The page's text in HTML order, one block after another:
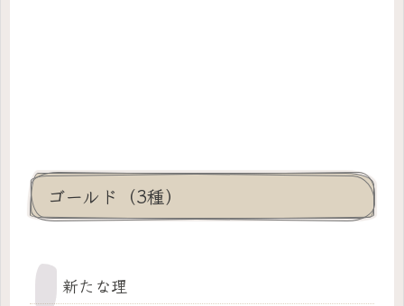
ゴールド（3種）
新たな理